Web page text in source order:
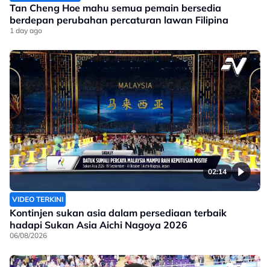
Tan Cheng Hoe mahu semua pemain bersedia
berdepan perubahan percaturan lawan Filipina
1 day ago
02:14
VIDEO TERKINI
Kontinjen sukan asia dalam persediaan terbaik
hadapi Sukan Asia Aichi Nagoya 2026
06/08/2026